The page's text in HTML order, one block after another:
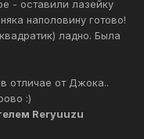
- оставили лазейку
наполовину готово!
ладно. Была
отличае от Джока..
:)
Reryuuzu